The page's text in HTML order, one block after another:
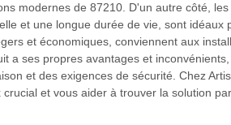
modernes de 87210. D'un autre côté,
et une longue durée de vie, sont idéaux
et économiques, conviennent aux
a ses propres avantages et
et des exigences de sécurité. Chez
et vous aider à trouver la solution